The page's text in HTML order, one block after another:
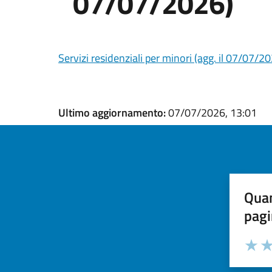
Servizi residenziali per minori (agg. il 07/07/
Ultimo aggiornamento:07/07/2026, 13:01
Valuta